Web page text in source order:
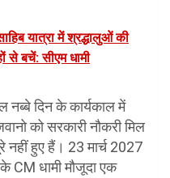
यात्रा में श्रद्धालुओं की
से बचें: सीएम धामी
दिन के कार्यकाल में
को सरकारी नौकरी मिल
नहीं हुए हैं। 23 मार्च 2027
CM धामी मौजूदा एक